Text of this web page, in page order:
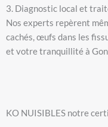
3. Diagnostic local et
Nos experts repèrent
cachés, œufs dans les
et votre tranquillité à
KO NUISIBLES notre